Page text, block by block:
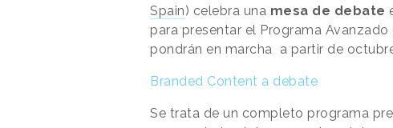
Spain) celebra una mesa de debate
para presentar el Programa
pondrán en marcha a partir de
Branded Content a debate
Se trata de un completo programa